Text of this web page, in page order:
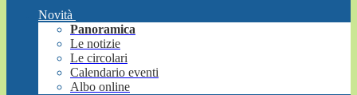
Novità
Panoramica
Le notizie
Le circolari
Calendario eventi
Albo online